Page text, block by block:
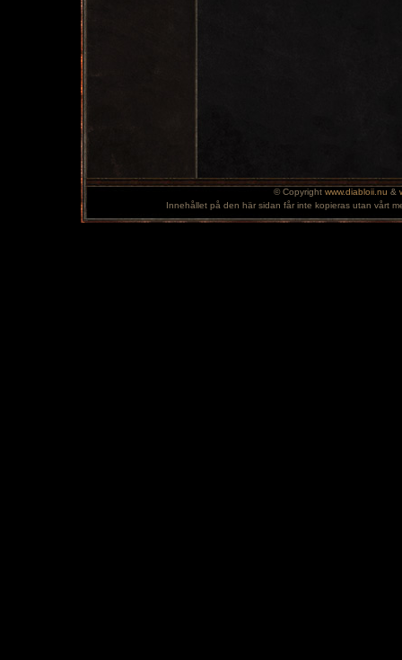
© Copyright www.diabloii.nu &
Innehållet på den här sidan får inte kopieras utan vårt